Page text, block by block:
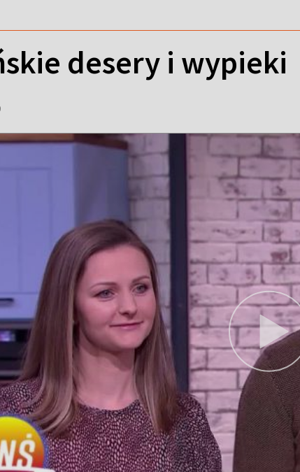
desery i wypieki